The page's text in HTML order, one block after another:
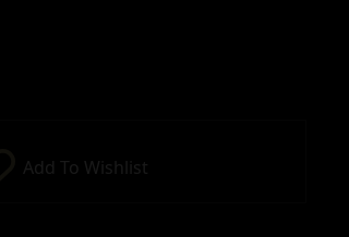
Add To Wishlist